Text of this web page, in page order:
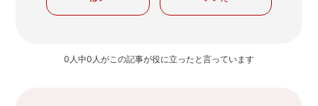
0人中0人がこの記事が役に立ったと言っています